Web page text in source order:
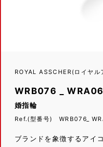
ROYAL ASSCHER(ロイヤル
WRB076 _
婚指輪
Ref.(型番号) WRB076_
ブランドを象徴するアイ